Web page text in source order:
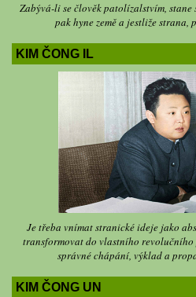
Zabývá-li se člověk patolízalstvím, stane
pak hyne země a jestliže strana,
KIM ČONG IL
Je třeba vnímat stranické ideje jako
transformovat do vlastního revolučního
správné chápání, výklad a
KIM ČONG UN